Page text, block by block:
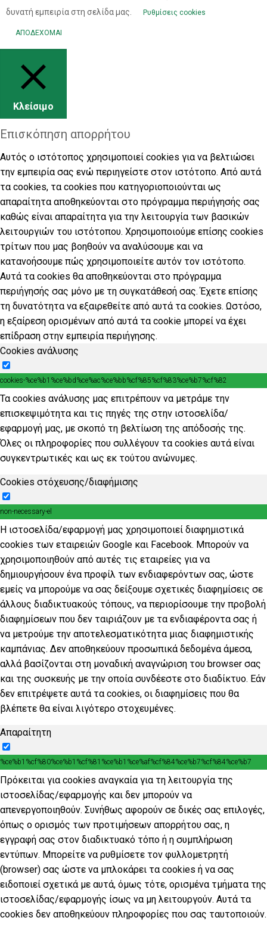
δυνατή εμπειρία στη σελίδα μας.
Ρυθμίσεις cookies
ΑΠΟΔΕΧΟΜΑΙ
Κλείσιμο
Επισκόπηση απορρήτου
Αυτός ο ιστότοπος χρησιμοποιεί cookies για να βελτιώσει
την εμπειρία σας ενώ περιηγείστε στον ιστότοπο. Από αυτά
τα cookies, τα cookies που κατηγοριοποιούνται ως
απαραίτητα αποθηκεύονται στο πρόγραμμα περιήγησής σας
καθώς είναι απαραίτητα για την λειτουργία των βασικών
λειτουργιών του ιστότοπου. Χρησιμοποιούμε επίσης cookies
τρίτων που μας βοηθούν να αναλύσουμε και να
κατανοήσουμε πώς χρησιμοποιείτε αυτόν τον ιστότοπο.
Αυτά τα cookies θα αποθηκεύονται στο πρόγραμμα
περιήγησής σας μόνο με τη συγκατάθεσή σας. Έχετε επίσης
τη δυνατότητα να εξαιρεθείτε από αυτά τα cookies. Ωστόσο,
η εξαίρεση ορισμένων από αυτά τα cookie μπορεί να έχει
επίδραση στην εμπειρία περιήγησης.
Cookies ανάλυσης
cookies-%ce%b1%ce%bd%ce%ac%ce%bb%cf%85%cf%83%ce%b7%cf%82
Τα cookies ανάλυσης μας επιτρέπουν να μετράμε την
επισκεψιμότητα και τις πηγές της στην ιστοσελίδα/
εφαρμογή μας, με σκοπό τη βελτίωση της απόδοσής της.
Όλες οι πληροφορίες που συλλέγουν τα cookies αυτά είναι
συγκεντρωτικές και ως εκ τούτου ανώνυμες.
Cookies στόχευσης/διαφήμισης
non-necessary-el
Η ιστοσελίδα/εφαρμογή μας χρησιμοποιεί διαφημιστικά
cookies των εταιρειών Google και Facebook. Μπορούν να
χρησιμοποιηθούν από αυτές τις εταιρείες για να
δημιουργήσουν ένα προφίλ των ενδιαφερόντων σας, ώστε
εμείς να μπορούμε να σας δείξουμε σχετικές διαφημίσεις σε
άλλους διαδικτυακούς τόπους, να περιορίσουμε την προβολή
διαφημίσεων που δεν ταιριάζουν με τα ενδιαφέροντα σας ή
να μετρούμε την αποτελεσματικότητα μιας διαφημιστικής
καμπάνιας. Δεν αποθηκεύουν προσωπικά δεδομένα άμεσα,
αλλά βασίζονται στη μοναδική αναγνώριση του browser σας
και της συσκευής με την οποία συνδέεστε στο διαδίκτυο. Εάν
δεν επιτρέψετε αυτά τα cookies, οι διαφημίσεις που θα
βλέπετε θα είναι λιγότερο στοχευμένες.
Απαραίτητη
%ce%b1%cf%80%ce%b1%cf%81%ce%b1%ce%af%cf%84%ce%b7%cf%84%ce%b7
Πρόκειται για cookies αναγκαία για τη λειτουργία της
ιστοσελίδας/εφαρμογής και δεν μπορούν να
απενεργοποιηθούν. Συνήθως αφορούν σε δικές σας επιλογές,
όπως ο ορισμός των προτιμήσεων απορρήτου σας, η
εγγραφή σας στον διαδικτυακό τόπο ή η συμπλήρωση
εντύπων. Μπορείτε να ρυθμίσετε τον φυλλομετρητή
(browser) σας ώστε να μπλοκάρει τα cookies ή να σας
ειδοποιεί σχετικά με αυτά, όμως τότε, ορισμένα τμήματα της
ιστοσελίδας/εφαρμογής ίσως να μη λειτουργούν. Αυτά τα
cookies δεν αποθηκεύουν πληροφορίες που σας ταυτοποιούν.